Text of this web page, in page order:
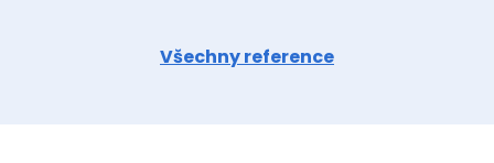
Všechny reference